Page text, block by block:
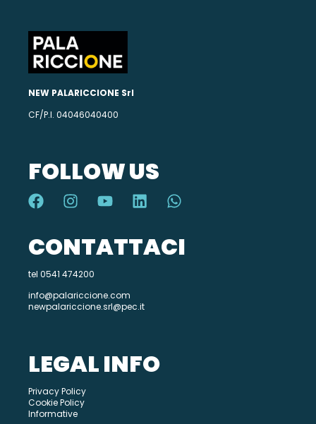
NEW PALARICCIONE Srl
CF/P.I. 04046040400
FOLLOW US
CONTATTACI
tel 0541 474200
info@palariccione.com
newpalariccione.srl@pec.it
LEGAL INFO
Privacy Policy
Cookie Policy
Informative